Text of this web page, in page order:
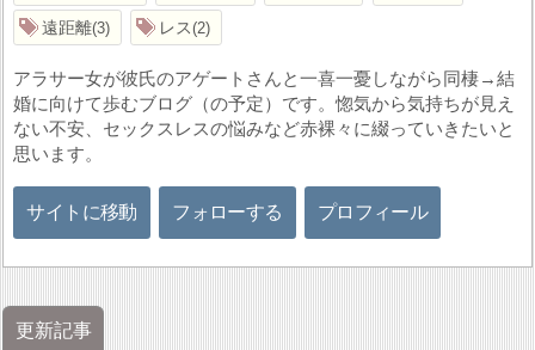
遠距離 3 レス 2
アラサー女が彼氏のアゲートさんと一喜一憂しながら同棲→結
婚に向けて歩むブログ（の予定）です。惚気から気持ちが見え
ない不安、セックスレスの悩みなど赤裸々に綴っていきたいと
思います。
サイトに移動 フォローする プロフィール
更新記事